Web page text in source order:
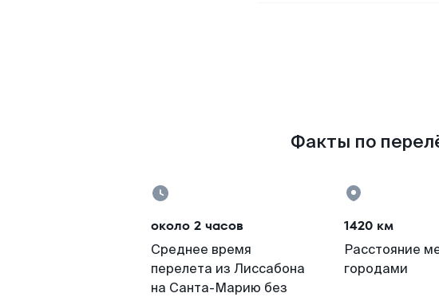
Факты по
около 2 часов
Среднее время
перелета из Лиссабона
на Санта-Марию без
1420 км
Расстояние
городами